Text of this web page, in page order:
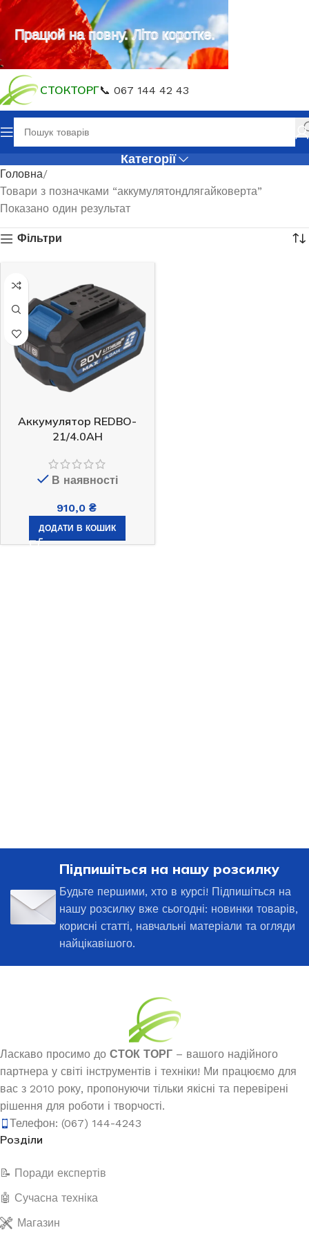
СТОКТОРГ📞 067 144 42 43
Категорії
Головна
Товари з позначками “аккумулятондлягайковерта”
Показано один результат
Фільтри
Аккумулятор REDBO-
21/4.0AH
В наявності
910,0₴
ДОДАТИ В КОШИК
Підпишіться на нашу розсилку
Будьте першими, хто в курсі! Підпишіться на
нашу розсилку вже сьогодні: новинки товарів,
корисні статті, навчальні матеріали та огляди
найцікавішого.
Ласкаво просимо до СТОК ТОРГ – вашого надійного
партнера у світі інструментів і техніки! Ми працюємо для
вас з 2010 року, пропонуючи тільки якісні та перевірені
рішення для роботи і творчості.
Телефон: (067) 144-4243
Розділи
📝 Поради експертів
🤖 Сучасна техніка
Магазин
Працюй на повну. Літо коротке.